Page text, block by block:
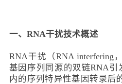
一、RNA干扰技术概述
RNA干扰（RNA interfering
基因序列同源的双链RNA引
内的序列特异性基因转录后